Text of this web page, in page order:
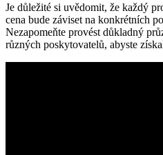
Je důležité‍ si uvědomit, že každý
⁣cena ‌bude záviset na⁤ konkrétních
Nezapomeňte provést ⁤důkladný‌
různých poskytovatelů, abyste